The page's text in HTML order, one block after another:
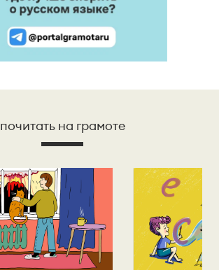
почитать на грамоте